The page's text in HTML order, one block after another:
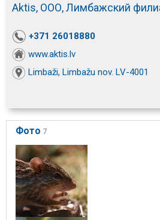
Aktis, ООО, Лимбажский
+371 26018880
www.aktis.lv
Limbaži, Limbažu nov. LV-4001
Фото 7